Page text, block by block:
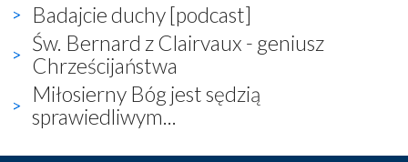
Badajcie duchy [podcast]
Św. Bernard z Clairvaux - geniusz
Chrześcijaństwa
Miłosierny Bóg jest sędzią
sprawiedliwym...